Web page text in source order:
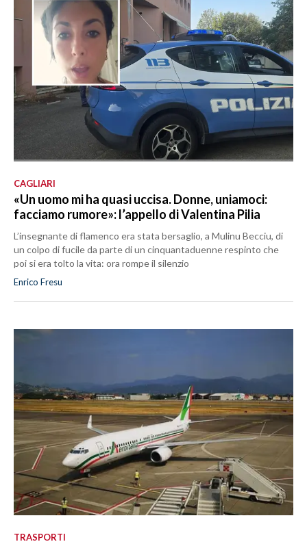
CAGLIARI
«Un uomo mi ha quasi uccisa. Donne, uniamoci:
facciamo rumore»: l’appello di Valentina Pilia
L’insegnante di flamenco era stata bersaglio, a Mulinu Becciu, di
un colpo di fucile da parte di un cinquantaduenne respinto che
poi si era tolto la vita: ora rompe il silenzio
Enrico Fresu
TRASPORTI